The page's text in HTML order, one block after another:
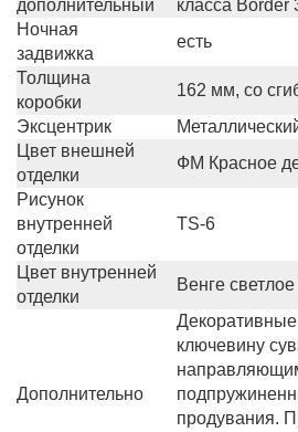
дополнительный
класса Border
Ночная
задвижка
есть
Толщина
коробки
162 мм, со
Эксцентрик
Цвет внешней
отделки
ФМ Красное
Рисунок
внутренней
отделки
TS-6
Цвет внутренней
отделки
Венге
Дополнительно
ключевину
продувания.